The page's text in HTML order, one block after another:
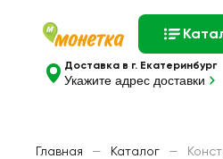
Доставка в г. Екатеринбург
Укажите адрес доставки
Главная — Каталог —